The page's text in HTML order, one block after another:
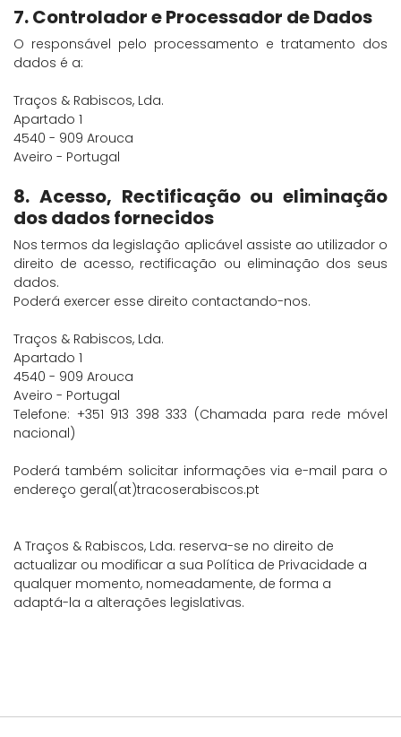
7. Controlador e Processador de Dados
O responsável pelo processamento e tratamento dos
dados é a:
Traços & Rabiscos, Lda.
Apartado 1
4540 - 909 Arouca
Aveiro - Portugal
8. Acesso, Rectificação ou eliminação
dos dados fornecidos
Nos termos da legislação aplicável assiste ao utilizador o
direito de acesso, rectificação ou eliminação dos seus
dados.
Poderá exercer esse direito contactando-nos.
Traços & Rabiscos, Lda.
Apartado 1
4540 - 909 Arouca
Aveiro - Portugal
Telefone: +351 913 398 333 (Chamada para rede móvel
nacional)
Poderá também solicitar informações via e-mail para o
endereço geral(at)tracoserabiscos.pt
A Traços & Rabiscos, Lda. reserva-se no direito de
actualizar ou modificar a sua Política de Privacidade a
qualquer momento, nomeadamente, de forma a
adaptá-la a alterações legislativas.